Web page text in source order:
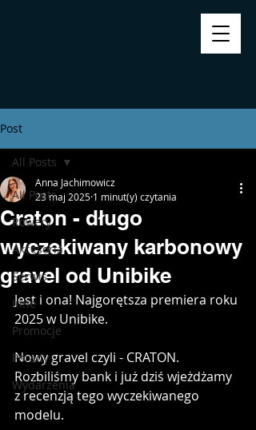
Post
All Posts
Rowery
Akcesoria
Serwis
Inne
Promocje
Porady
Wydarzenia
All Posts
Craton - długo
wyczekiwany karbonowy
gravel od Unibike
Anna Jachimowicz
23 maj 2025 1 minut(y) czytania
Jest i ona! Najgorętsza premiera roku
2025 w Unibike.
Nowy gravel czyli - CRATON.
Rozbiliśmy bank i już dziś wjeżdżamy
z recenzją tego wyczekiwanego
modelu.